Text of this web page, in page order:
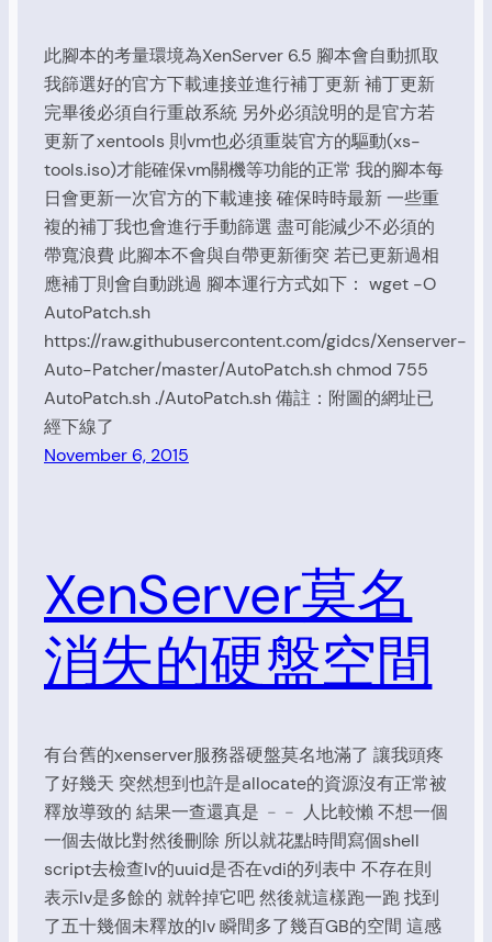
此腳本的考量環境為XenServer 6.5 腳本會自動抓取
我篩選好的官方下載連接並進行補丁更新 補丁更新
完畢後必須自行重啟系統 另外必須說明的是官方若
更新了xentools 則vm也必須重裝官方的驅動(xs-
tools.iso)才能確保vm關機等功能的正常 我的腳本每
日會更新一次官方的下載連接 確保時時最新 一些重
複的補丁我也會進行手動篩選 盡可能減少不必須的
帶寬浪費 此腳本不會與自帶更新衝突 若已更新過相
應補丁則會自動跳過 腳本運行方式如下： wget -O
AutoPatch.sh
https://raw.githubusercontent.com/gidcs/Xenserver-
Auto-Patcher/master/AutoPatch.sh chmod 755
AutoPatch.sh ./AutoPatch.sh 備註：附圖的網址已
經下線了
November 6, 2015
XenServer莫名
消失的硬盤空間
有台舊的xenserver服務器硬盤莫名地滿了 讓我頭疼
了好幾天 突然想到也許是allocate的資源沒有正常被
釋放導致的 結果一查還真是 ﹣﹣ 人比較懶 不想一個
一個去做比對然後刪除 所以就花點時間寫個shell
script去檢查lv的uuid是否在vdi的列表中 不存在則
表示lv是多餘的 就幹掉它吧 然後就這樣跑一跑 找到
了五十幾個未釋放的lv 瞬間多了幾百GB的空間 這感